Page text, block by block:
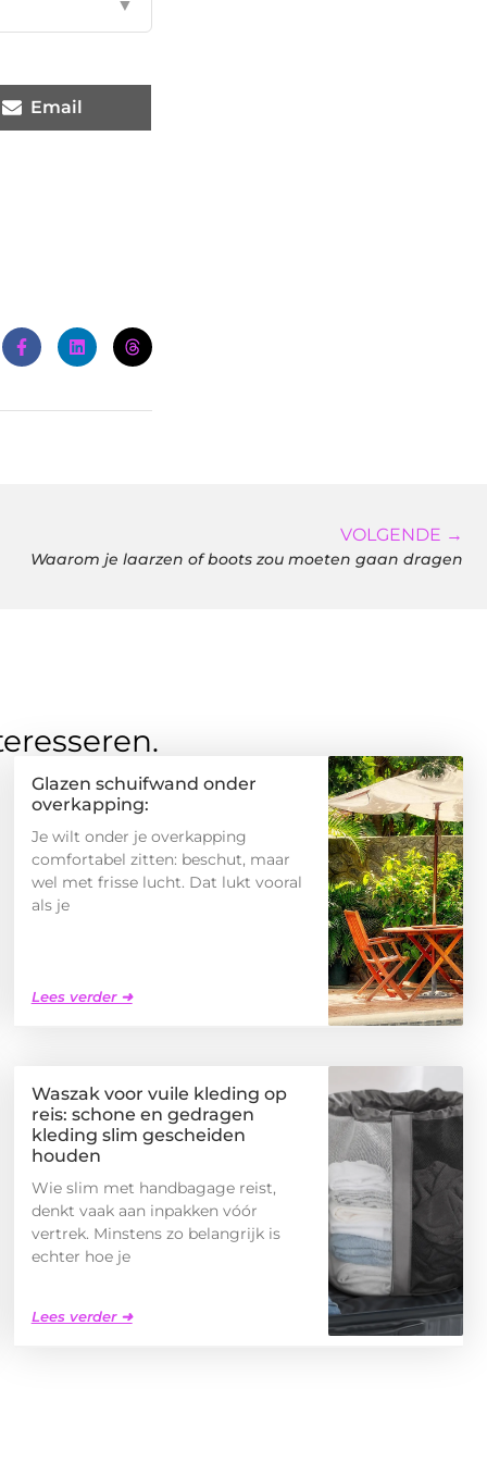
▼
Email
VOLGENDE →
Waarom je laarzen of boots zou moeten gaan dragen
Glazen schuifwand onder
overkapping:
Je wilt onder je overkapping
comfortabel zitten: beschut, maar
wel met frisse lucht. Dat lukt vooral
als je
Lees verder ➜
Waszak voor vuile kleding op
reis: schone en gedragen
kleding slim gescheiden
houden
Wie slim met handbagage reist,
denkt vaak aan inpakken vóór
vertrek. Minstens zo belangrijk is
echter hoe je
Lees verder ➜